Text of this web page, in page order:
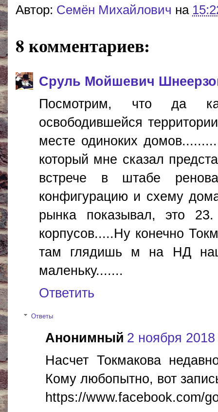
Автор: Cемён Михайлович на
8 комментариев:
Сруль Мойшевич
Посмотрим, что да
освободившейся
месте одиноких
который мне сказал
встрече в штабе
конфигурацию и схему
рынка показывал, это
корпусов.....Ну конечно
там глядишь м на НД
маленьку.......
Ответить
Ответы
Анонимный 2 ноября 2018
Насчет Токмакова
Кому любопытно, вот
https://www.facebook.com/